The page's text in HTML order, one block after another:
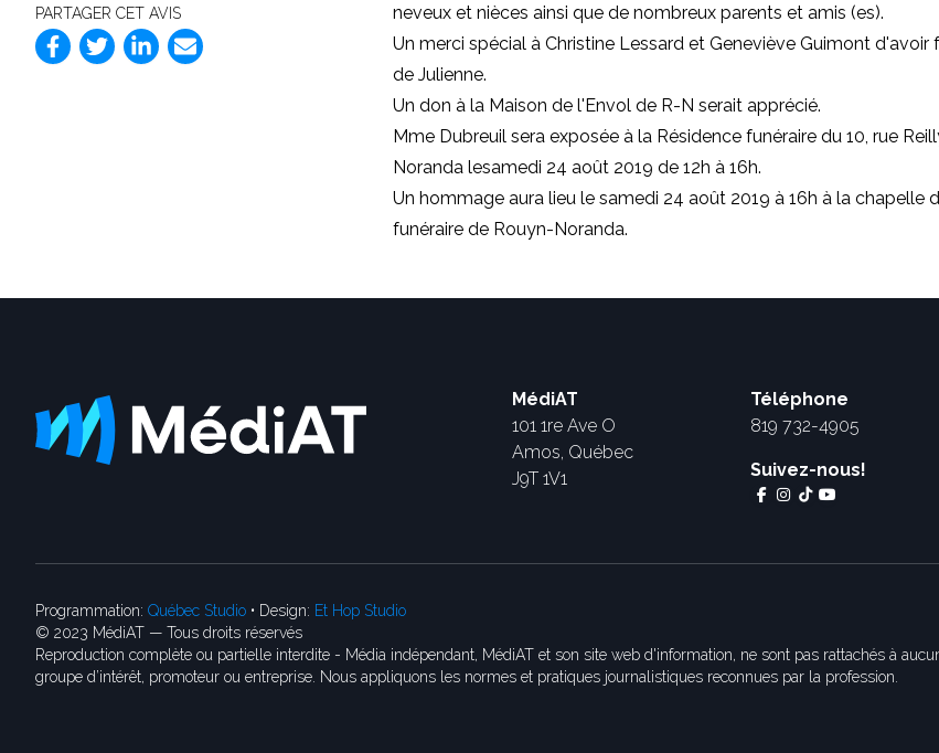
PARTAGER CET AVIS
neveux et nièces ainsi que de nombreux parents et amis (es).
Un merci spécial à Christine Lessard et Geneviève Guimont d'avoir
de Julienne.
Un don à la Maison de l'Envol de R-N serait apprécié.
Mme Dubreuil sera exposée à la Résidence funéraire du 10, rue
Noranda lesamedi 24 août 2019 de 12h à 16h.
Un hommage aura lieu le samedi 24 août 2019 à 16h à la chapelle
funéraire de Rouyn-Noranda.
MédiAT
101 1re Ave O
Amos, Québec
J9T 1V1
Téléphone
819 732-4905
Suivez-nous!
Programmation: Québec Studio • Design: Et Hop Studio
© 2023 MédiAT — Tous droits réservés
Reproduction complète ou partielle interdite - Média indépendant, MédiAT et son site web d'information, ne sont pas rattachés à
groupe d’intérêt, promoteur ou entreprise. Nous appliquons les normes et pratiques journalistiques reconnues par la profession.